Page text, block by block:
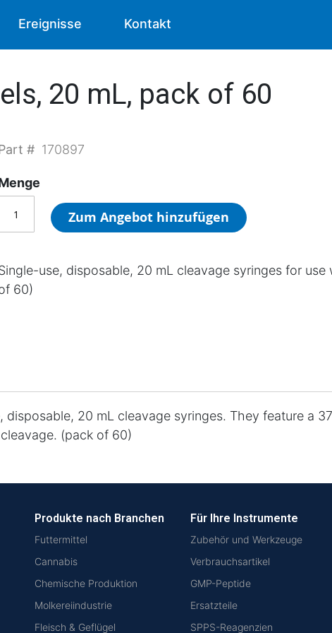
Ereignisse Kontakt
20 mL, pack of 60
# 170897
Zum Angebot hinzufügen
use, disposable, 20 mL cleavage syringes for
60)
disposable, 20 mL cleavage syringes. They feature a
(pack of 60)
Produkte nach Branchen
Futtermittel
Cannabis
Chemische Produktion
Molkereiindustrie
Fleisch & Geflügel
Für Ihre Instrumente
Zubehör und Werkzeuge
Verbrauchsartikel
GMP-Peptide
Ersatzteile
SPPS-Reagenzien